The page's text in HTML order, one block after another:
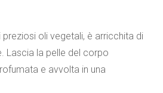
oli vegetali, è arricchita di
Lascia la pelle del corpo
e avvolta in una